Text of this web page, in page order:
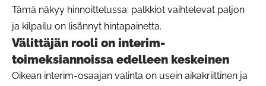
Tämä näkyy hinnoittelussa: palkkiot vaihtelevat paljon
ja kilpailu on lisännyt hintapainetta.
Välittäjän rooli on interim-
toimeksiannoissa edelleen keskeinen
Oikean interim-osaajan valinta on usein aikakriittinen ja